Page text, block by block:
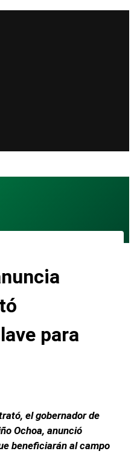
para
el gobernador de
Ochoa, anunció
beneficiarán al campo